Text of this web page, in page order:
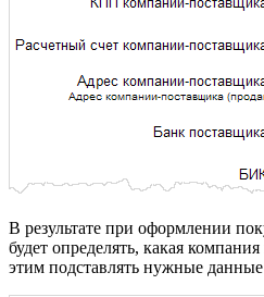
В результате при оформлении
будет определять, какая
этим подставлять нужные